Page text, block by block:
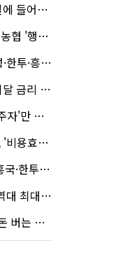
금융 AI
'신중모드'
셈법은?
향방은?
가능
잣대 왜?
투 3파전
1조원 이상"
라졌다